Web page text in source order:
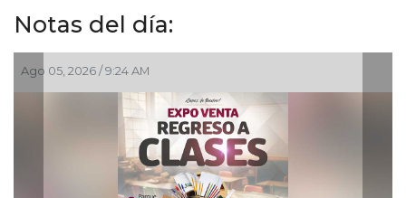
Notas del día:
Ago 03, 2026 / 7:59 PM